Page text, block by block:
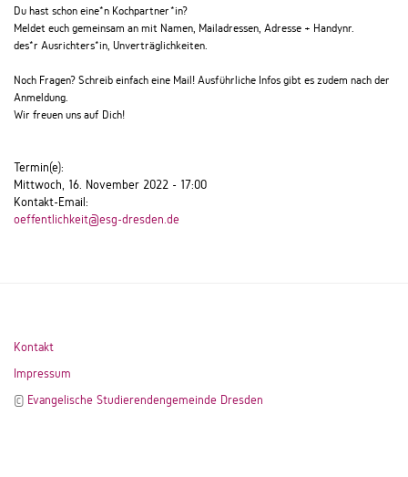
Du hast schon eine*n Kochpartner*in?
Meldet euch gemeinsam an mit Namen, Mailadressen, Adresse + Handynr.
des*r Ausrichters*in, Unverträglichkeiten.
Noch Fragen? Schreib einfach eine Mail! Ausführliche Infos gibt es zudem nach der
Anmeldung.
Wir freuen uns auf Dich!
Termin(e):
Mittwoch, 16. November 2022 - 17:00
Kontakt-Email:
oeffentlichkeit@esg-dresden.de
Kontakt
Impressum
© Evangelische Studierendengemeinde Dresden